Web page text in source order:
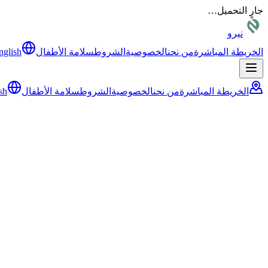
جارٍ التحميل…
نيرو
الخريطة المباشرةمن نحنالخصوصية الشروطسلامة الأطفال
الخريطة المباشرةمن نحنالخصوصية الشروطسلامة الأطفال